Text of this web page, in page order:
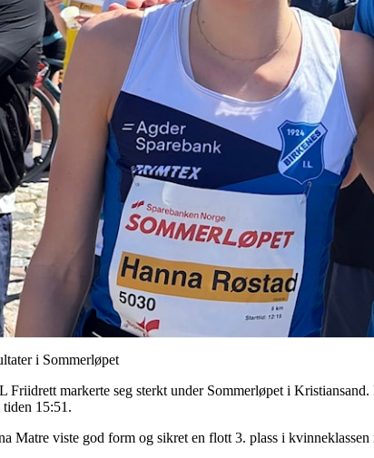
i Sommerløpet
Friidrett markerte seg sterkt under Sommerløpet i
tiden 15:51.
Matre viste god form og sikret en flott 3. plass i kvinneklassen